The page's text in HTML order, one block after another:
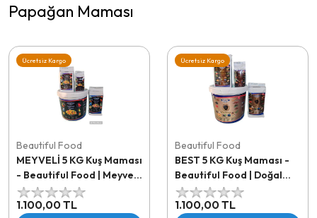
Papağan Maması
Ücretsiz Kargo
Beautiful Food
MEYVELİ 5 KG Kuş Maması
- Beautiful Food | Meyve
Parçacıklı Vitaminli Kuş
Yemi
1.100,00 TL
Ücretsiz Kargo
Beautiful Food
BEST 5 KG Kuş Maması -
Beautiful Food | Doğal
Vitaminli Yem
1.100,00 TL